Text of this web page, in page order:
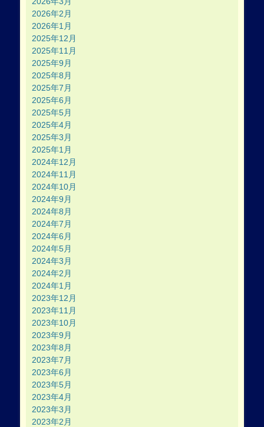
2026年2月
2026年1月
2025年12月
2025年11月
2025年9月
2025年8月
2025年7月
2025年6月
2025年5月
2025年4月
2025年3月
2025年1月
2024年12月
2024年11月
2024年10月
2024年9月
2024年8月
2024年7月
2024年6月
2024年5月
2024年3月
2024年2月
2024年1月
2023年12月
2023年11月
2023年10月
2023年9月
2023年8月
2023年7月
2023年6月
2023年5月
2023年4月
2023年3月
2023年2月